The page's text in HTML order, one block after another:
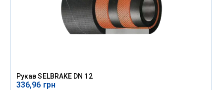
Рукав SELBRAKE DN 12
336,96 грн